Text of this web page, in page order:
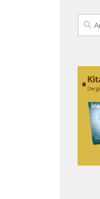
Arama: